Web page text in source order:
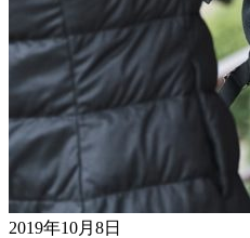
2019年10月8日